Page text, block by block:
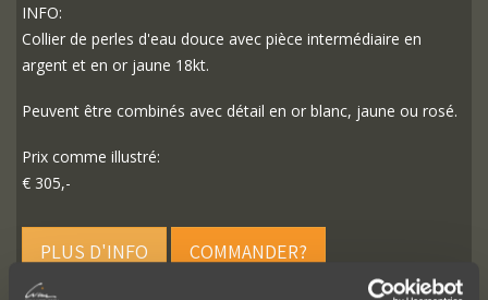
INFO:
Collier de perles d'eau douce avec pièce intermédiaire en
argent et en or jaune 18kt.
Peuvent être combinés avec détail en or blanc, jaune ou rosé.
Prix comme illustré:
€ 305,-
PLUS D'INFO COMMANDER?